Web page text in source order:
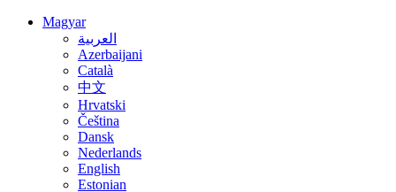
Magyar
العربية
Azerbaijani
Català
中文
Hrvatski
Čeština
Dansk
Nederlands
English
Estonian